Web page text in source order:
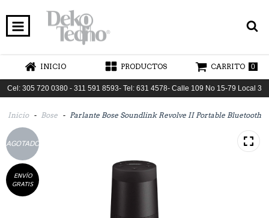
INICIO PRODUCTOS CARRITO 0
Cel: 305 720 0380 - 311 591 8593- Tel: 631 4578- Calle 109 No 15-79 Local 3
Inicio - Bose - Parlante Bose Soundlink Revolve II Portable Bluetooth
AGOTADO
ENVÍO
GRATIS